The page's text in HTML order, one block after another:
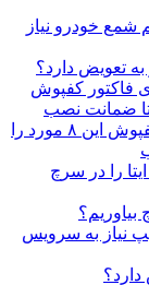
شمع خودرو نیاز
به تعویض دارد؟
فاکتور کفپوش
قبل از امضای فاکتور کفپوش این ۸ مورد را
را در سرچ
بیاوریم؟
نیاز به سرویس
دارد؟